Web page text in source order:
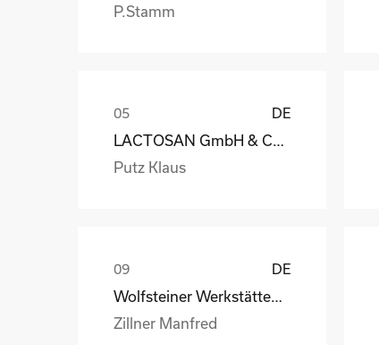
P.Stamm
DE
Putz Klaus
DE
Wolfsteiner Werkstätten, Außenstelle Industriemo
Zillner Manfred